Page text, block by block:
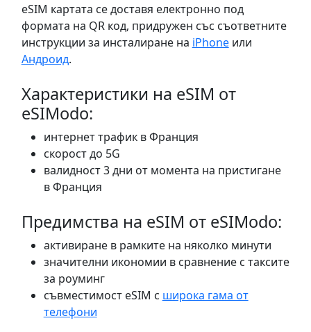
eSIM картата се доставя електронно под
формата на QR код, придружен със съответните
инструкции за инсталиране на iPhoneили
Андроид.
Характеристики на eSIM от
eSIModo:
интернет трафик в Франция
скорост до 5G
валидност 3 дни от момента на пристигане
в Франция
Предимства на eSIM от eSIModo:
активиране в рамките на няколко минути
значителни икономии в сравнение с таксите
за роуминг
съвместимост eSIM с широка гама от
телефони